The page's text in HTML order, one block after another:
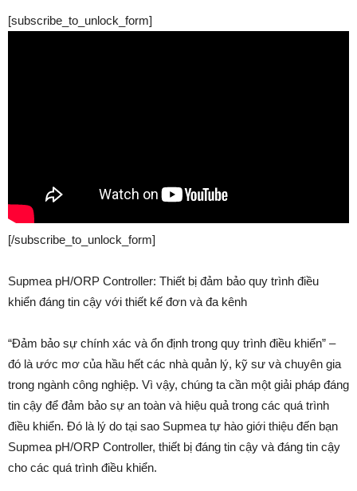
[subscribe_to_unlock_form]
[/subscribe_to_unlock_form]
Supmea pH/ORP Controller: Thiết bị đảm bảo quy trình điều
khiển đáng tin cậy với thiết kế đơn và đa kênh
“Đảm bảo sự chính xác và ổn định trong quy trình điều khiển” –
đó là ước mơ của hầu hết các nhà quản lý, kỹ sư và chuyên gia
trong ngành công nghiệp. Vì vậy, chúng ta cần một giải pháp đáng
tin cậy để đảm bảo sự an toàn và hiệu quả trong các quá trình
điều khiển. Đó là lý do tại sao Supmea tự hào giới thiệu đến bạn
Supmea pH/ORP Controller, thiết bị đáng tin cậy và đáng tin cậy
cho các quá trình điều khiển.